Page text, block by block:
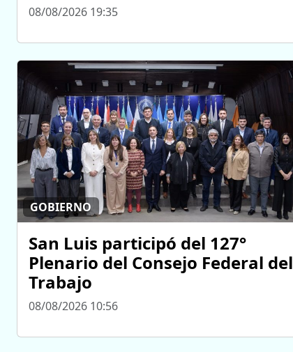
08/08/2026 19:35
GOBIERNO
San Luis participó del 127°
Plenario del Consejo Federal del
Trabajo
08/08/2026 10:56